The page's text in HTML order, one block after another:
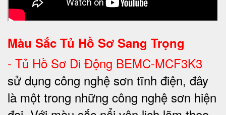
Màu Sắc Tủ Hồ Sơ Sang Trọng
- Tủ Hồ Sơ Di Động BEMC-MCF3K3
sử dụng công nghệ sơn tĩnh điện, đây
là một trong những công nghệ sơn hiện